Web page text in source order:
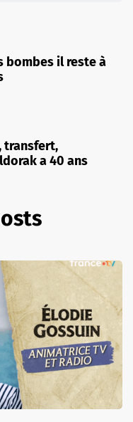
bombes il reste à
transfert,
a 40 ans